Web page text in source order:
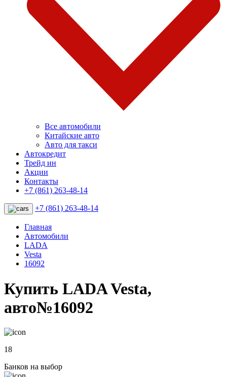
Все автомобили
Китайские авто
Авто для такси
Автокредит
Трейд ин
Акции
Контакты
+7 (861) 263-48-14
+7 (861) 263-48-14
Главная
Автомобили
LADA
Vesta
16092
Купить LADA Vesta,
авто№16092
18
Банков на выбор